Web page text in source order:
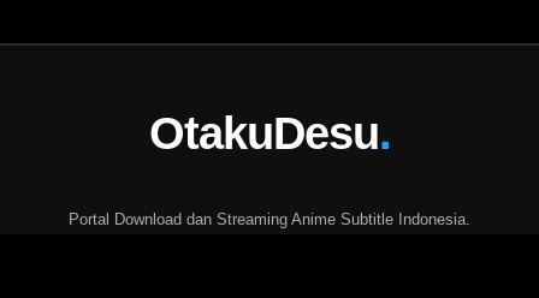
OtakuDesu.
Portal Download dan Streaming Anime Subtitle Indonesia.